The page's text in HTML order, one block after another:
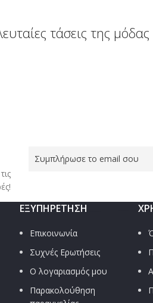
τάσεις της μόδας
ΕΞΥΠΗΡΈΤΗΣΗ
Επικοινωνία
Συχνές Ερωτήσεις
Ο λογαριασμός μου
Παρακολούθηση